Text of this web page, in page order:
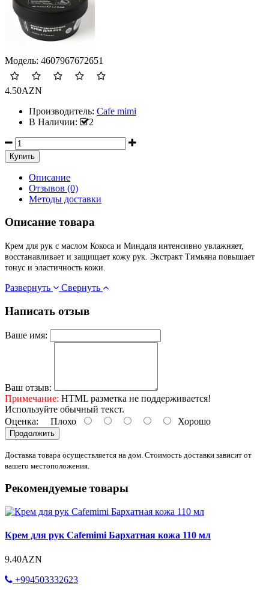
Модель: 4607967672651
4.50AZN
Производитель: Cafe mimi
В Наличии:
2
Описание
Отзывов (0)
Методы доставки
Описание товара
Крем для рук с маслом Кокоса и Миндаля интенсивно увлажняет,
восстанавливает и защищает кожу рук. Экстракт Тимьяна повышает
тонус и эластичность кожи.
Развернуть Свернуть
Написать отзыв
Ваше имя:
Ваш отзыв:
Примечание: HTML разметка не поддерживается!
Используйте обычный текст.
Оценка: Плохо Хорошо
Продолжить
Доставка товара осуществляется на дом. Стоимость доставки зависит от
вашего местоположения.
Рекомендуемые товары
Крем для рук Cafemimi Бархатная кожа 110 мл
9.40AZN
+994503332623